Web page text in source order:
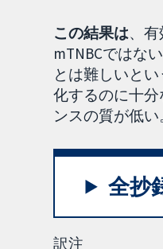
この結果は、
mTNBCではな
とは難しいと
化するのに十
ンスの質が低
全抄
訳注